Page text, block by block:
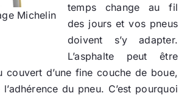
Michelin
temps change au fil
des jours et vos pneus
doivent s’y adapter.
L’asphalte peut être
couvert d’une fine couche de boue,
du pneu. C’est pourquoi